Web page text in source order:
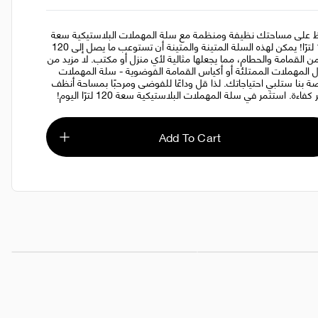
على مساحتك نظيفة ومنظمة مع سلة المهملات البلاستيكية سعة
120 لترًا! يمكن لهذه السلة المتينة والمتينة أن تستوعب ما يصل إلى 120
من القمامة والحطام، مما يجعلها مثالية لأي منزل أو مكتب. لا مزيد من
المهملات الممتلئة أو أكياس القمامة الفوضوية - سلة المهملات
بنا ستلبي احتياجاتك. لذا قل وداعًا للفوضى ومرحبًا بمساحة أنظف
كفاءة. استثمر في سلة المهملات البلاستيكية سعة 120 لترًا اليوم!
Add To Cart